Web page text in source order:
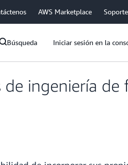
AWS Marketplace Soporte
Búsqueda Iniciar sesión en la
de ingeniería de